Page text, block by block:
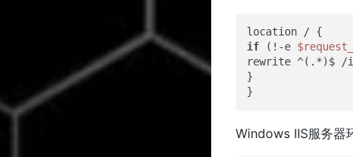
if (!-e
rewrite ^(.*)$ /
}
Windows IIS服务器